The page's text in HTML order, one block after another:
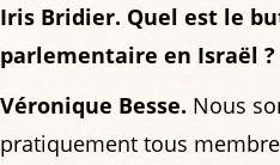
Iris Bridier. Quel est le
parlementaire en Israël ?
Véronique Besse. Nous
pratiquement tous